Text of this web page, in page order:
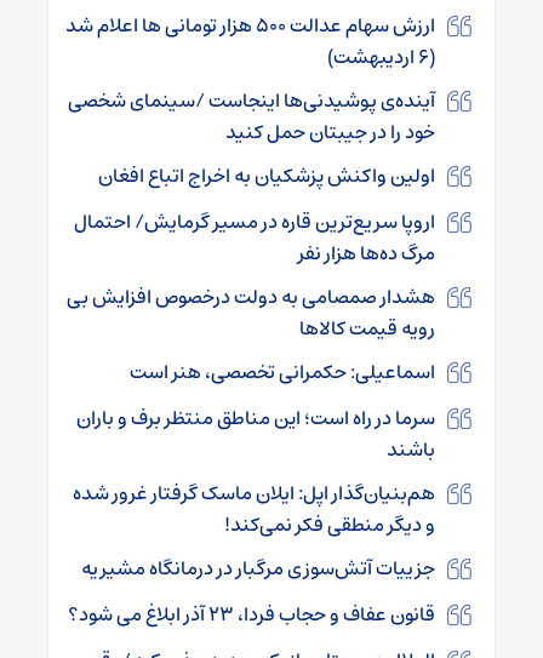
ارزش سهام عدالت ۵۰۰ هزار تومانی ها اعلام شد
(۶ اردیبهشت)
آینده‌ی پوشیدنی‌ها اینجاست /سینمای شخصی
خود را در جیبتان حمل کنید
اولین واکنش پزشکیان به اخراج اتباع افغان
اروپا سریع‌ترین قاره در مسیر گرمایش/ احتمال
مرگ ده‌ها هزار نفر
هشدار صمصامی به دولت درخصوص افزایش بی
رویه قیمت کالاها
اسماعیلی: حکمرانی تخصصی، هنر است
سرما در راه است؛ این مناطق منتظر برف و باران
باشند
هم‌بنیان‌گذار اپل: ایلان ماسک گرفتار غرور شده
و دیگر منطقی فکر نمی‌کند!
جزییات آتش‌سوزی مرگبار در درمانگاه مشیریه
قانون عفاف و حجاب فردا، ۲۳ آذر ابلاغ می شود؟